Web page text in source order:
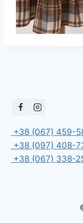
+38 (067) 459-
+38 (097) 408-
+38 (067) 338-